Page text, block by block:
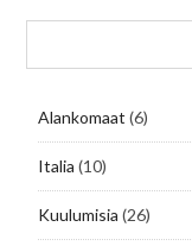
Alankomaat (6)
Italia (10)
Kuulumisia (26)